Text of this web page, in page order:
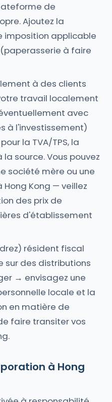
de
Ajoutez la
imposition applicable
à faire
à des clients
travail localement
avec
à l'investissement)
la TVA/TPS, la
source. Vous pouvez
société mère ou une
Kong — veillez
des prix de
d'établissement
résident fiscal
sur des distributions
→ envisagez une
locale et la
en matière de
faire transiter vos
à Hong